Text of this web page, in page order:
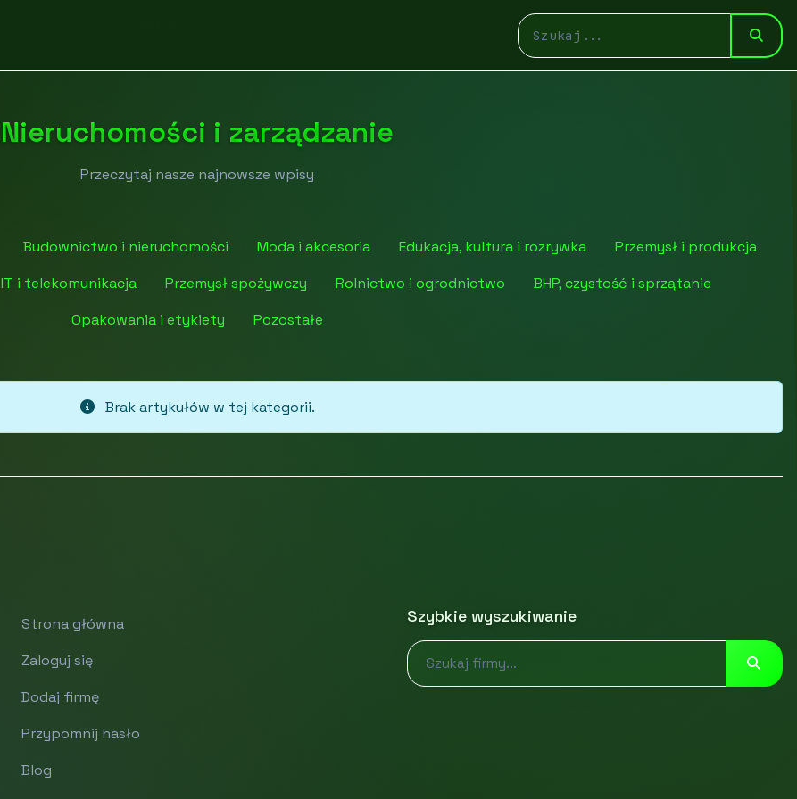
Nieruchomości i zarządzanie
Przeczytaj nasze najnowsze wpisy
Budownictwo i nieruchomości Moda i akcesoria Edukacja, kultura i rozrywka
Przemysł i produkcja
IT i telekomunikacja Przemysł spożywczy Rolnictwo i ogrodnictwo
BHP, czystość i sprzątanie
Opakowania i etykiety
Pozostałe
Brak artykułów w tej kategorii.
Strona główna
Zaloguj się
Dodaj firmę
Przypomnij hasło
Blog
Szybkie wyszukiwanie